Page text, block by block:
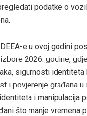
podatke o
e u ovoj godini
2026. godine,
sigurnosti
i povjerenje građana
i manipulacija
što manje vremena